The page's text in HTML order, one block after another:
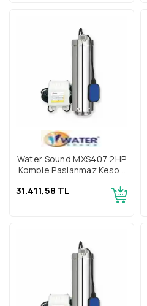
Water Sound MXS407 2HP
Komple Paslanmaz Keson
31.411,58 TL